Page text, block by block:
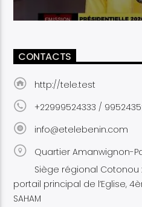
CONTACTS
http://tele.test
+22999524333 /
info@etelebenin.com
Quartier Amanwignon-
Siège régional Cotonou
portail principal de l’Eglise,
SAHAM